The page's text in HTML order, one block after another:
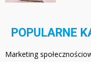
POPULARNE
Marketing